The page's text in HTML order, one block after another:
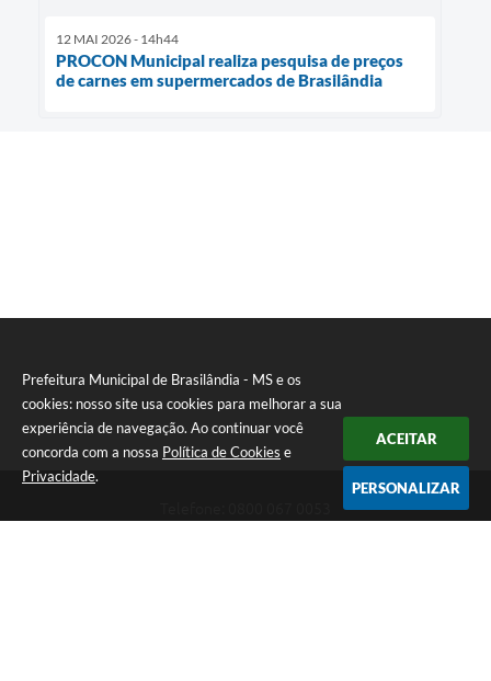
Prefeitura Municipal de Brasilândia - MS e os
cookies: nosso site usa cookies para melhorar a sua
experiência de navegação. Ao continuar você
concorda com a nossa Política de Cookies e
Privacidade.
ACEITAR
PERSONALIZAR
12 MAI 2026 - 14h44
PROCON Municipal realiza pesquisa de preços
de carnes em supermercados de Brasilândia